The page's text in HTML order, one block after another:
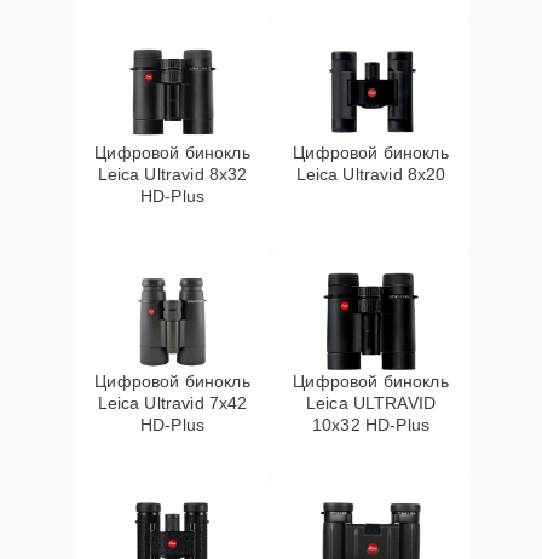
Цифровой бинокль
Leica Ultravid 8x32
HD-Plus
Цифровой бинокль
Leica Ultravid 8x20
Цифровой бинокль
Leica Ultravid 7x42
HD-Plus
Цифровой бинокль
Leica ULTRAVID
10x32 HD-Plus